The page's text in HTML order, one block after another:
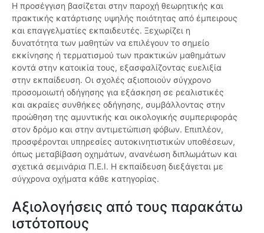
Η προσέγγιση βασίζεται στην παροχή θεωρητικής και
πρακτικής κατάρτισης υψηλής ποιότητας από έμπειρους
και επαγγελματίες εκπαιδευτές. Ξεχωρίζει η
δυνατότητα των μαθητών να επιλέγουν το σημείο
εκκίνησης ή τερματισμού των πρακτικών μαθημάτων
κοντά στην κατοικία τους, εξασφαλίζοντας ευελιξία
στην εκπαίδευση. Οι σχολές αξιοποιούν σύγχρονο
προσομοιωτή οδήγησης για εξάσκηση σε ρεαλιστικές
και ακραίες συνθήκες οδήγησης, συμβάλλοντας στην
προώθηση της αμυντικής και οικολογικής συμπεριφοράς
στον δρόμο και στην αντιμετώπιση φόβων. Επιπλέον,
προσφέρονται υπηρεσίες αυτοκινητιστικών υποθέσεων,
όπως μεταβίβαση οχημάτων, ανανέωση διπλωμάτων και
σχετικά σεμινάρια Π.Ε.Ι. Η εκπαίδευση διεξάγεται με
σύγχρονα οχήματα κάθε κατηγορίας.
Αξιολογήσεις από τους παρακάτω
ιστότοπους